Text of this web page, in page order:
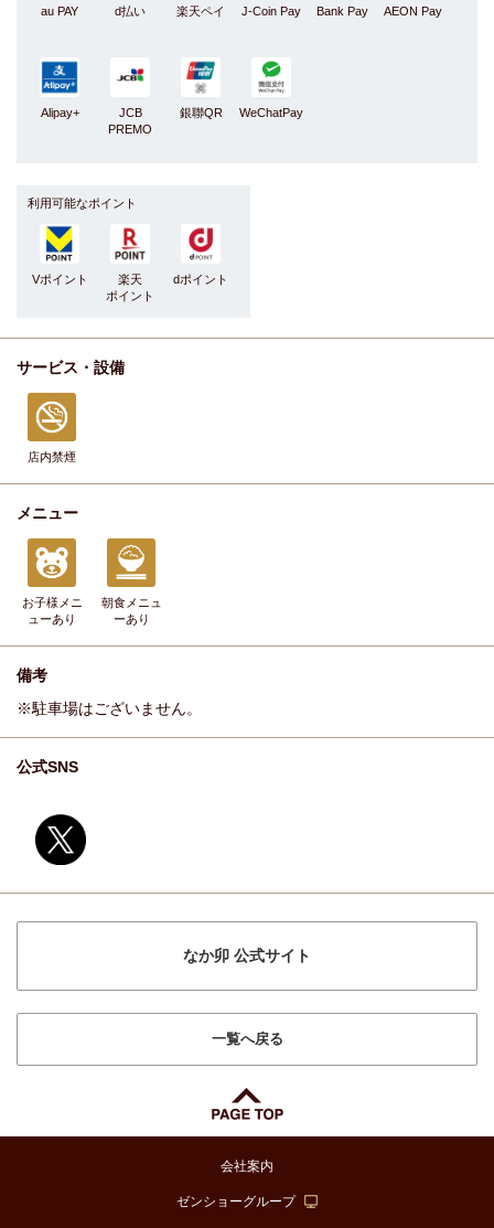
au PAY d払い 楽天ペイ J-Coin Pay Bank Pay AEON Pay
Alipay+
JCB
PREMO
銀聯QR WeChatPay
利用可能なポイント
Vポイント
楽天
ポイント
dポイント
サービス・設備
店内禁煙
メニュー
お子様メニ
ューあり
朝食メニュ
ーあり
備考
※駐車場はございません。
公式SNS
なか卯 公式サイト
一覧へ戻る
会社案内
ゼンショーグループ